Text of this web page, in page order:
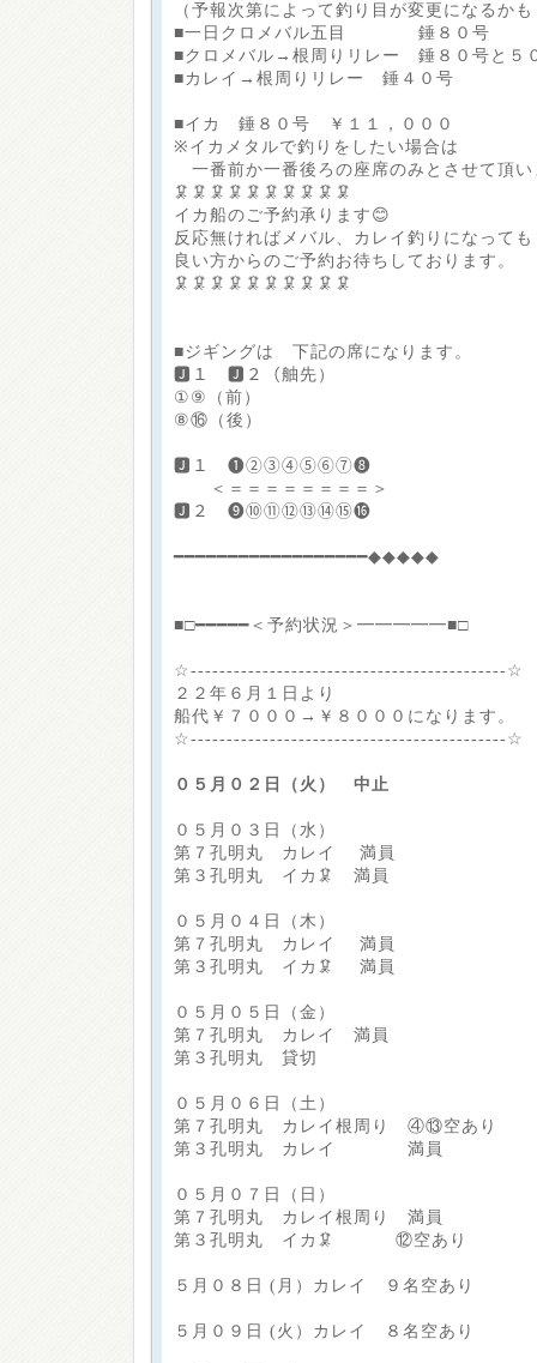
（予報次第によって釣り目が変更になるか
■一日クロメバル五目 錘８０号
■クロメバル→根周りリレー 錘８０号と５
■カレイ→根周りリレー 錘４０号
■イカ 錘８０号 ￥１１，０００
※イカメタルで釣りをしたい場合は
一番前か一番後ろの座席のみとさせて頂い
🦑🦑🦑🦑🦑🦑🦑🦑🦑🦑
イカ船のご予約承ります😊
反応無ければメバル、カレイ釣りになっても
良い方からのご予約お待ちしております。
🦑🦑🦑🦑🦑🦑🦑🦑🦑🦑
■ジギングは 下記の席になります。
🅹１ 🅹２（舳先）
①⑨（前）
⑧⑯（後）
🅹１ ❶②③④⑤⑥⑦❽
＜＝＝＝＝＝＝＝＝＞
🅹２ ❾⑩⑪⑫⑬⑭⑮⓰
━━━━━━━━━━━━━━━━━━◆◆◆◆◆
■□━━━━━＜予約状況＞━━━━━■□
☆--------------------------------------------☆
２２年６月１日より
船代￥７０００→￥８０００になります。
☆--------------------------------------------☆
０５月０２日（火） 中止
０５月０３日（水）
第７孔明丸 カレイ 満員
第３孔明丸 イカ🦑 満員
０５月０４日（木）
第７孔明丸 カレイ 満員
第３孔明丸 イカ🦑 満員
０５月０５日（金）
第７孔明丸 カレイ 満員
第３孔明丸 貸切
０５月０６日（土）
第７孔明丸 カレイ根周り ④⑬空あり
第３孔明丸 カレイ 満員
０５月０７日（日）
第７孔明丸 カレイ根周り 満員
第３孔明丸 イカ🦑 ⑫空あり
５月０８日 (月）カレイ ９名空あり
５月０９日 (火）カレイ ８名空あり